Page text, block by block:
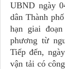
UBND ngày
dân Thành
hạn giai
phương từ
Tiếp đến,
vận tải có